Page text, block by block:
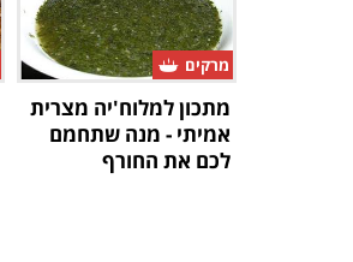
מרקים
מתכון למלוח'יה מצרית
אמיתי - מנה שתחמם
לכם את החורף